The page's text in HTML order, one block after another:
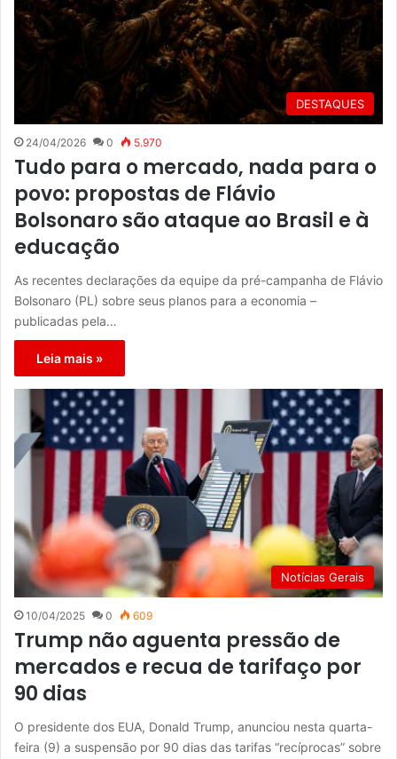
DESTAQUES
24/04/2026 0 5.970
Tudo para o mercado, nada para o
povo: propostas de Flávio
Bolsonaro são ataque ao Brasil e à
educação
As recentes declarações da equipe da pré-campanha de Flávio
Bolsonaro (PL) sobre seus planos para a economia –
publicadas pela…
Leia mais »
Notícias Gerais
10/04/2025 0 609
Trump não aguenta pressão de
mercados e recua de tarifaço por
90 dias
O presidente dos EUA, Donald Trump, anunciou nesta quarta-
feira (9) a suspensão por 90 dias das tarifas “recíprocas” sobre